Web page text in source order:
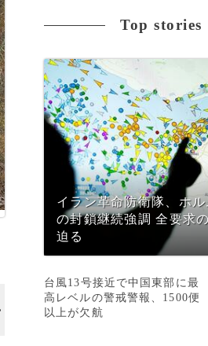
Top stories
イラン革命防衛隊、ホ
の封鎖継続強調 全要求
迫る
台風13号接近で中国東部に最
高レベルの警戒警報、1500便
以上が欠航